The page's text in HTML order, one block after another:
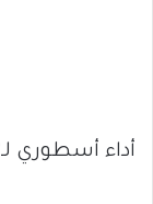
أداء أسطوري